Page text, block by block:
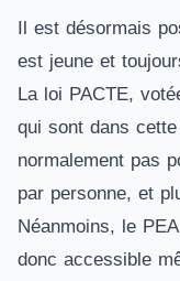
Il est désormais
est jeune et
La loi PACTE,
qui sont dans
normalement pas
par personne, et
Néanmoins, le
donc accessible